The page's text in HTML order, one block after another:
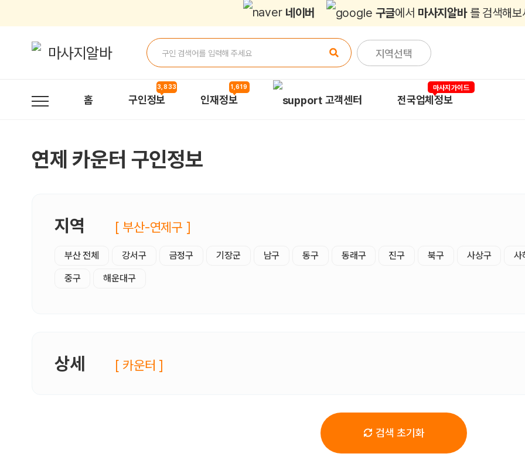
네이버 구글에서 마사지알바 를 검색해보
지역선택
홈 구인정보
3,833
인재정보
1,619
고객센터 전국업체정보
마사지가이드
연제 카운터 구인정보
지역 [ 부산-연제구 ]
부산 전체 강서구 금정구 기장군 남구 동구 동래구 진구 북구 사상구 사
중구 해운대구
상세 [ 카운터 ]
검색 초기화